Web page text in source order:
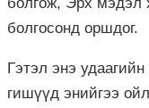
болгосонд оршдог.
Гэтэл энэ
гишүүд энийгээ